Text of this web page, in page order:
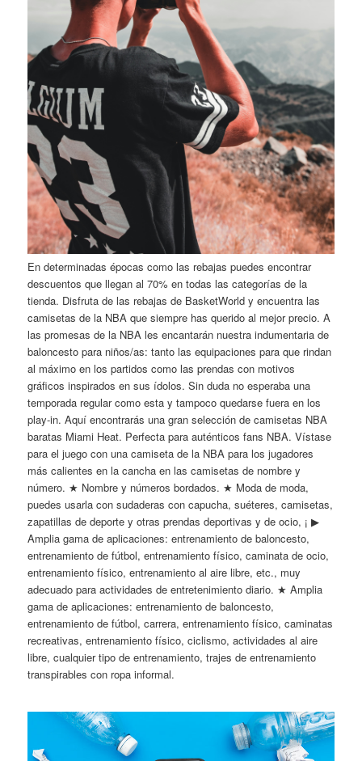
En determinadas épocas como las rebajas puedes encontrar
descuentos que llegan al 70% en todas las categorías de la
tienda. Disfruta de las rebajas de BasketWorld y encuentra las
camisetas de la NBA que siempre has querido al mejor precio. A
las promesas de la NBA les encantarán nuestra indumentaria de
baloncesto para niños/as: tanto las equipaciones para que rindan
al máximo en los partidos como las prendas con motivos
gráficos inspirados en sus ídolos. Sin duda no esperaba una
temporada regular como esta y tampoco quedarse fuera en los
play-in. Aquí encontrarás una gran selección de camisetas NBA
baratas Miami Heat. Perfecta para auténticos fans NBA. Vístase
para el juego con una camiseta de la NBA para los jugadores
más calientes en la cancha en las camisetas de nombre y
número. ★ Nombre y números bordados. ★ Moda de moda,
puedes usarla con sudaderas con capucha, suéteres, camisetas,
zapatillas de deporte y otras prendas deportivas y de ocio, ¡ ▶
Amplia gama de aplicaciones: entrenamiento de baloncesto,
entrenamiento de fútbol, entrenamiento físico, caminata de ocio,
entrenamiento físico, entrenamiento al aire libre, etc., muy
adecuado para actividades de entretenimiento diario. ★ Amplia
gama de aplicaciones: entrenamiento de baloncesto,
entrenamiento de fútbol, carrera, entrenamiento físico, caminatas
recreativas, entrenamiento físico, ciclismo, actividades al aire
libre, cualquier tipo de entrenamiento, trajes de entrenamiento
transpirables con ropa informal.